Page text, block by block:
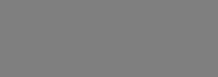
Forderungsmanagement